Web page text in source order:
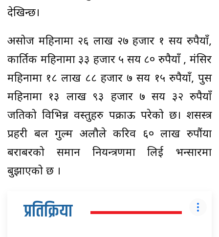
देखिन्छ।
असोज महिनामा २६ लाख २७ हजार १ सय रुपैयाँ,
कार्तिक महिनामा ३३ हजार ५ सय ८० रुपैयाँ , मंसिर
महिनामा १८ लाख ८८ हजार ७ सय १५ रुपैयाँ, पुस
महिनामा १३ लाख ९३ हजार ७ सय ३२ रुपैयाँ
जतिको विभिन्न वस्तुहरु पक्राऊ परेको छ। शसस्त्र
प्रहरी बल गुल्म अलौले करिव ६० लाख रुपौंया
बराबरको समान नियन्त्रणमा लिई भन्सारमा
बुझाएको छ ।
प्रतिक्रिया